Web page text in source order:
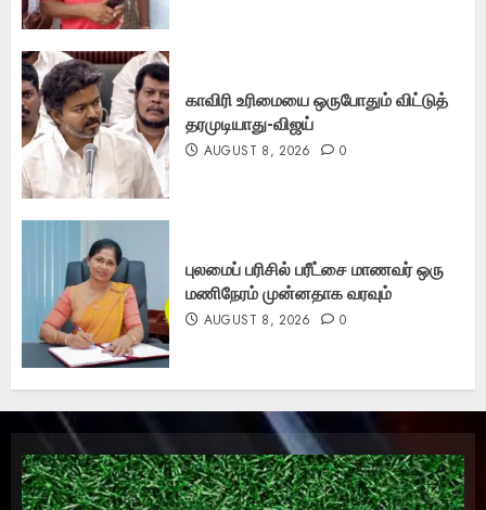
காவிரி உரிமையை ஒருபோதும் விட்டுத்
தரமுடியாது-விஜய்
AUGUST 8, 2026 0
புலமைப் பரிசில் பரீட்சை மாணவர் ஒரு
மணிநேரம் முன்னதாக வரவும்
AUGUST 8, 2026 0